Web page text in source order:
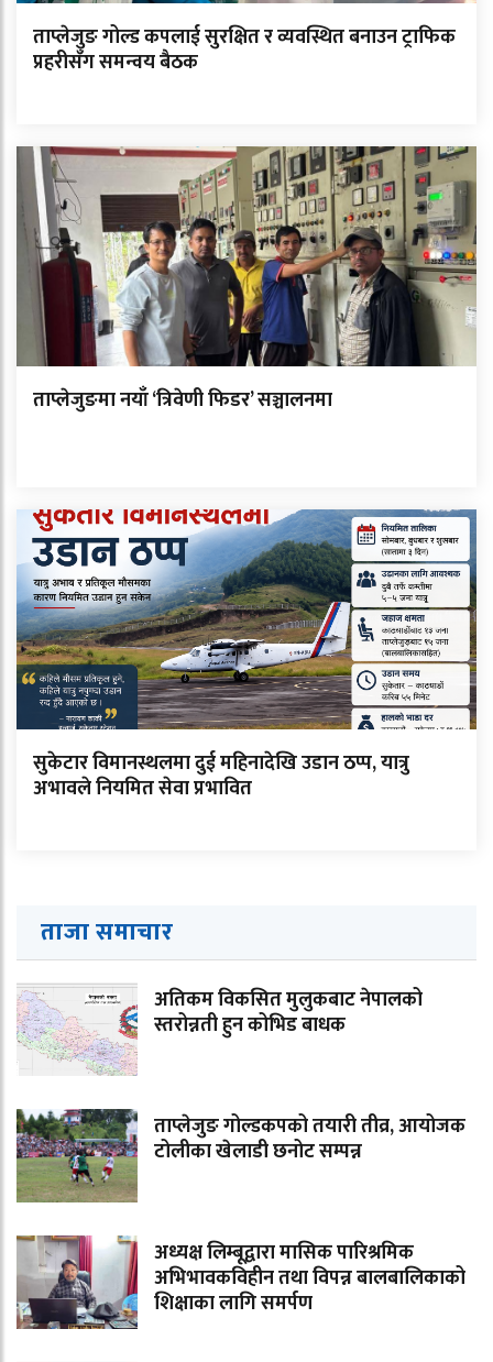
ताप्लेजुङ गोल्ड कपलाई सुरक्षित र व्यवस्थित बनाउन ट्राफिक
प्रहरीसँग समन्वय बैठक
ताप्लेजुङमा नयाँ ‘त्रिवेणी फिडर’ सञ्चालनमा
सुकेटार विमानस्थलमा दुई महिनादेखि उडान ठप्प, यात्रु
अभावले नियमित सेवा प्रभावित
ताजा समाचार
अतिकम विकसित मुलुकबाट नेपालको
स्तरोन्नती हुन कोभिड बाधक
ताप्लेजुङ गोल्डकपको तयारी तीव्र, आयोजक
टोलीका खेलाडी छनोट सम्पन्न
अध्यक्ष लिम्बूद्वारा मासिक पारिश्रमिक
अभिभावकविहीन तथा विपन्न बालबालिकाको
शिक्षाका लागि समर्पण